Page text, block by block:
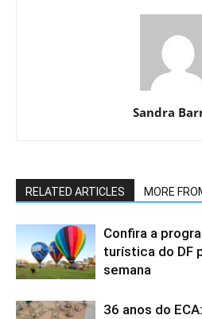
Sandra
RELATED ARTICLES MORE
Confira a
turística do DF
semana
36 anos do